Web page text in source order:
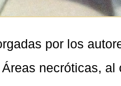
por los
Áreas necróticas,